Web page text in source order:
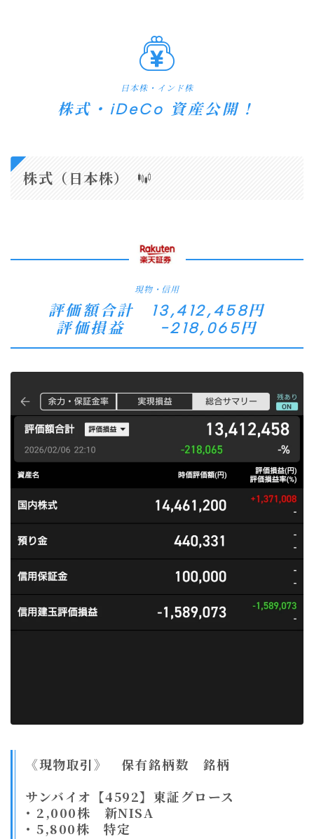
日本株・インド株
株式・iDeCo 資産公開！
株式（日本株）
現物・信用
評価額合計 13,412,458円
評価損益 −218,065円
《現物取引》 保有銘柄数 銘柄
サンバイオ【4592】東証グロース
･ 2,000株 新NISA
･ 5,800株 特定